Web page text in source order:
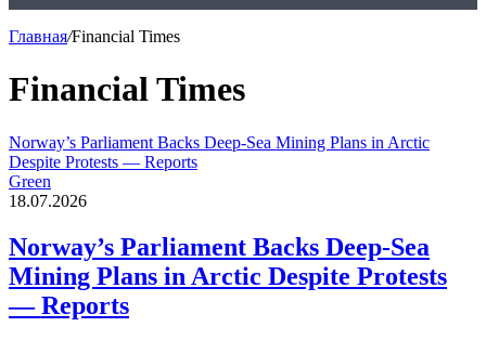
Главная/Financial Times
Financial Times
Norway’s Parliament Backs Deep-Sea Mining Plans in Arctic
Despite Protests — Reports
Green
18.07.2026
Norway’s Parliament Backs Deep-Sea
Mining Plans in Arctic Despite Protests
— Reports